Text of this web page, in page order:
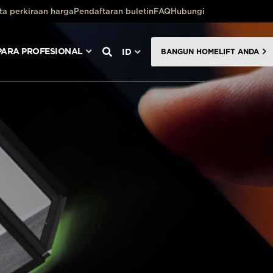
perkiraan harga Pendaftaran buletinFAQHubungi
PROFESIONAL ID BANGUN HOMELIFT ANDA